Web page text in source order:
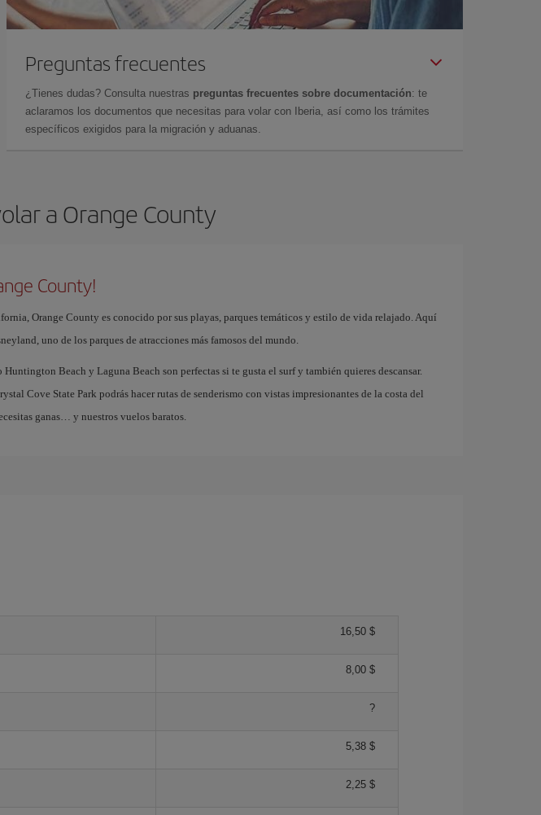
Preguntas frecuentes
¿Tienes dudas? Consulta nuestras preguntas frecuentes sobre documentación: te
aclaramos los documentos que necesitas para volar con Iberia, así como los trámites
específicos exigidos para la migración y aduanas.
a Orange County
County!
Orange County es conocido por sus playas, parques temáticos y estilo de vida relajado. Aquí
uno de los parques de atracciones más famosos del mundo.
Huntington Beach y Laguna Beach son perfectas si te gusta el surf y también quieres descansar.
Cove State Park podrás hacer rutas de senderismo con vistas impresionantes de la costa del
ganas… y nuestros vuelos baratos.
16,50 $
8,00 $
?
5,38 $
2,25 $